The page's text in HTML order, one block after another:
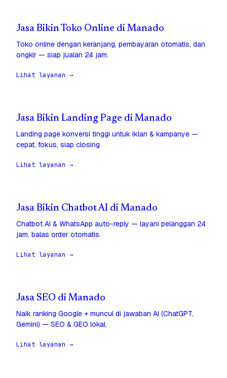
Jasa Bikin Toko Online di Manado
Toko online dengan keranjang, pembayaran otomatis, dan
ongkir — siap jualan 24 jam.
Lihat layanan →
Jasa Bikin Landing Page di Manado
Landing page konversi tinggi untuk iklan & kampanye —
cepat, fokus, siap closing.
Lihat layanan →
Jasa Bikin Chatbot AI di Manado
Chatbot AI & WhatsApp auto-reply — layani pelanggan 24
jam, balas order otomatis.
Lihat layanan →
Jasa SEO di Manado
Naik ranking Google + muncul di jawaban AI (ChatGPT,
Gemini) — SEO & GEO lokal.
Lihat layanan →